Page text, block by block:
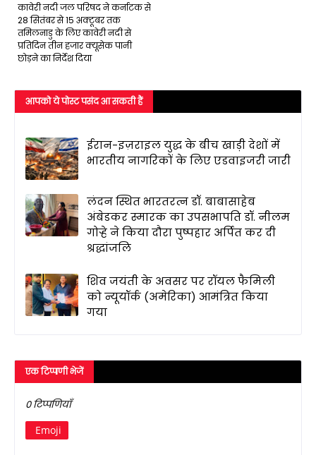
कावेरी नदी जल परिषद ने कर्नाटक से
28 सितंबर से 15 अक्‍टूबर तक
तमिलनाडु के लिए कावेरी नदी से
प्रतिदिन तीन हजार क्‍यूसेक पानी
छोड़ने का निर्देश दिया
आपको ये पोस्ट पसंद आ सकती हैं
ईरान-इज़राइल युद्ध के बीच खाड़ी देशों में
भारतीय नागरिकों के लिए एडवाइजरी जारी
लंदन स्थित भारतरत्न डॉ. बाबासाहेब
अंबेडकर स्मारक का उपसभापति डॉ. नीलम
गोऱ्हे ने किया दौरा पुष्पहार अर्पित कर दी
श्रद्धांजलि
शिव जयंती के अवसर पर रॉयल फैमिली
को न्यूयॉर्क (अमेरिका) आमंत्रित किया
गया
एक टिप्पणी भेजें
0 टिप्पणियाँ
Emoji